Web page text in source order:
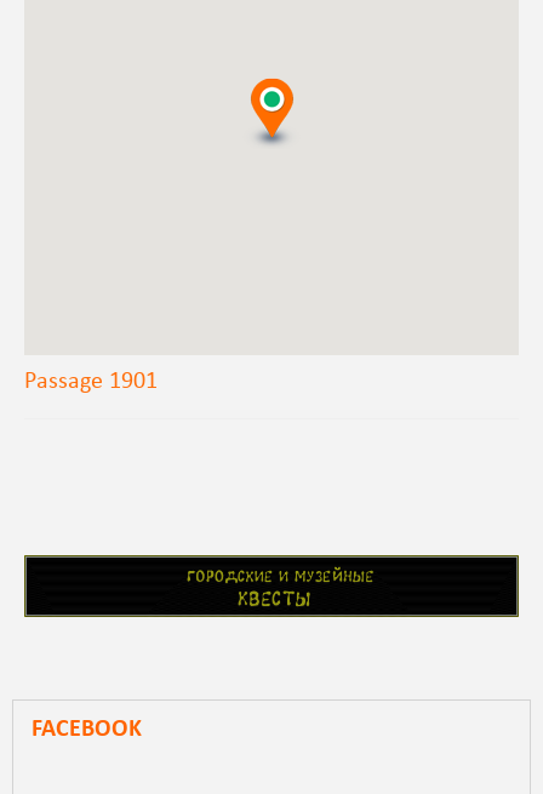
Passage 1901
FACEBOOK